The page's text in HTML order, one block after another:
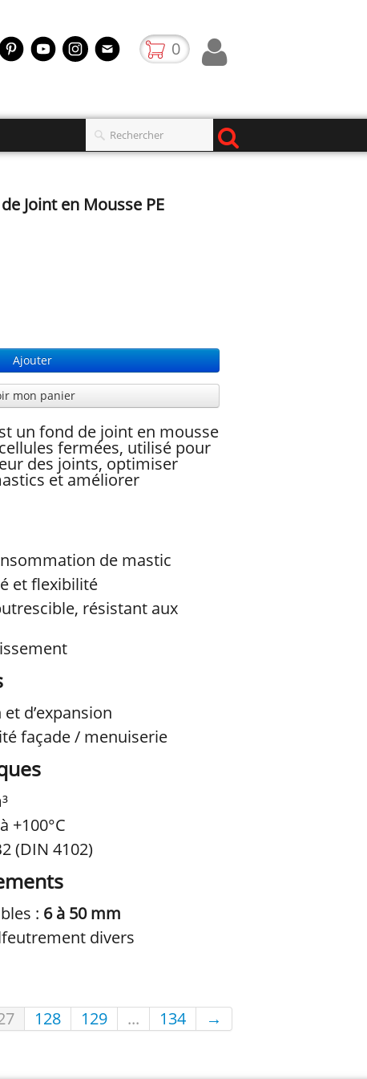
0
Joint en Mousse PE
Ajouter
mon panier
un fond de joint en mousse
fermées, utilisé pour
des joints, optimiser
et améliorer
de mastic
et flexibilité
résistant aux
d’expansion
façade / menuiserie
+100°C
(DIN 4102)
: 6 à 50 mm
divers
128 129 ... 134 →